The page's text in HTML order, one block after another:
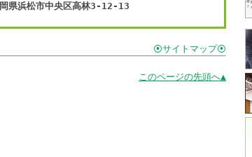
県浜松市中央区高林3-12-13
⦿サイトマップ⦿
このページの先頭へ▲